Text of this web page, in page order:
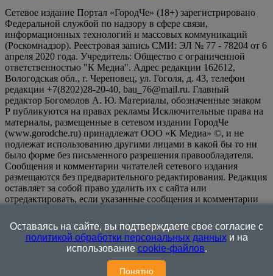
Сетевое издание Портал «ГородЧе» (18+) зарегистрировано
Федеральной службой по надзору в сфере связи,
информационных технологий и массовых коммуникаций
(Роскомнадзор). Реестровая запись СМИ: ЭЛ № 77 - 78204 от 6
апреля 2020 года. Учредитель: Общество с ограниченной
ответственностью "К Медиа". Адрес редакции 162612,
Вологодская обл., г. Череповец, ул. Гоголя, д. 43, телефон
редакции +7(8202)28-20-40, bau_76@mail.ru. Главный
редактор Богомолов А. Ю. Материалы, обозначенные знаком
Р публикуются на правах рекламы Исключительные права на
материалы, размещенные в сетевом издании ГородЧе
(www.gorodche.ru) принадлежат ООО «К Медиа» ©, и не
подлежат использованию другими лицами в какой бы то ни
было форме без письменного разрешения правообладателя.
Сообщения и комментарии читателей сетевого издания
размещаются без предварительного редактирования. Редакция
оставляет за собой право удалить их с сайта или
отредактировать, если указанные сообщения и комментарии
или нарушением иных требований закона.
информационном ресурсе применяются рекомендательные
технологии (информационные технологии предоставления
информации на основе сбора, систематизации и анализа
сведений, относящихся к предпочтениям пользователей сети
Оставаясь на сайте, вы подтверждаете свое согласие с
политикой обработки персональных данныхи на
использование cookie-файлов.
Понятно